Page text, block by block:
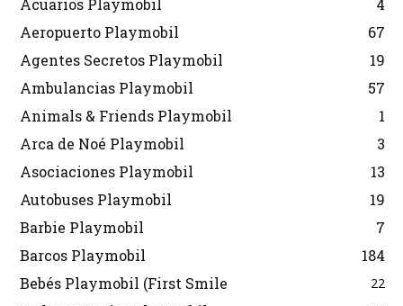
Acuarios Playmobil
4
Aeropuerto Playmobil
67
Agentes Secretos Playmobil
19
Ambulancias Playmobil
57
Animals & Friends Playmobil
1
Arca de Noé Playmobil
3
Asociaciones Playmobil
13
Autobuses Playmobil
19
Barbie Playmobil
7
Barcos Playmobil
184
Bebés Playmobil (First Smile
22